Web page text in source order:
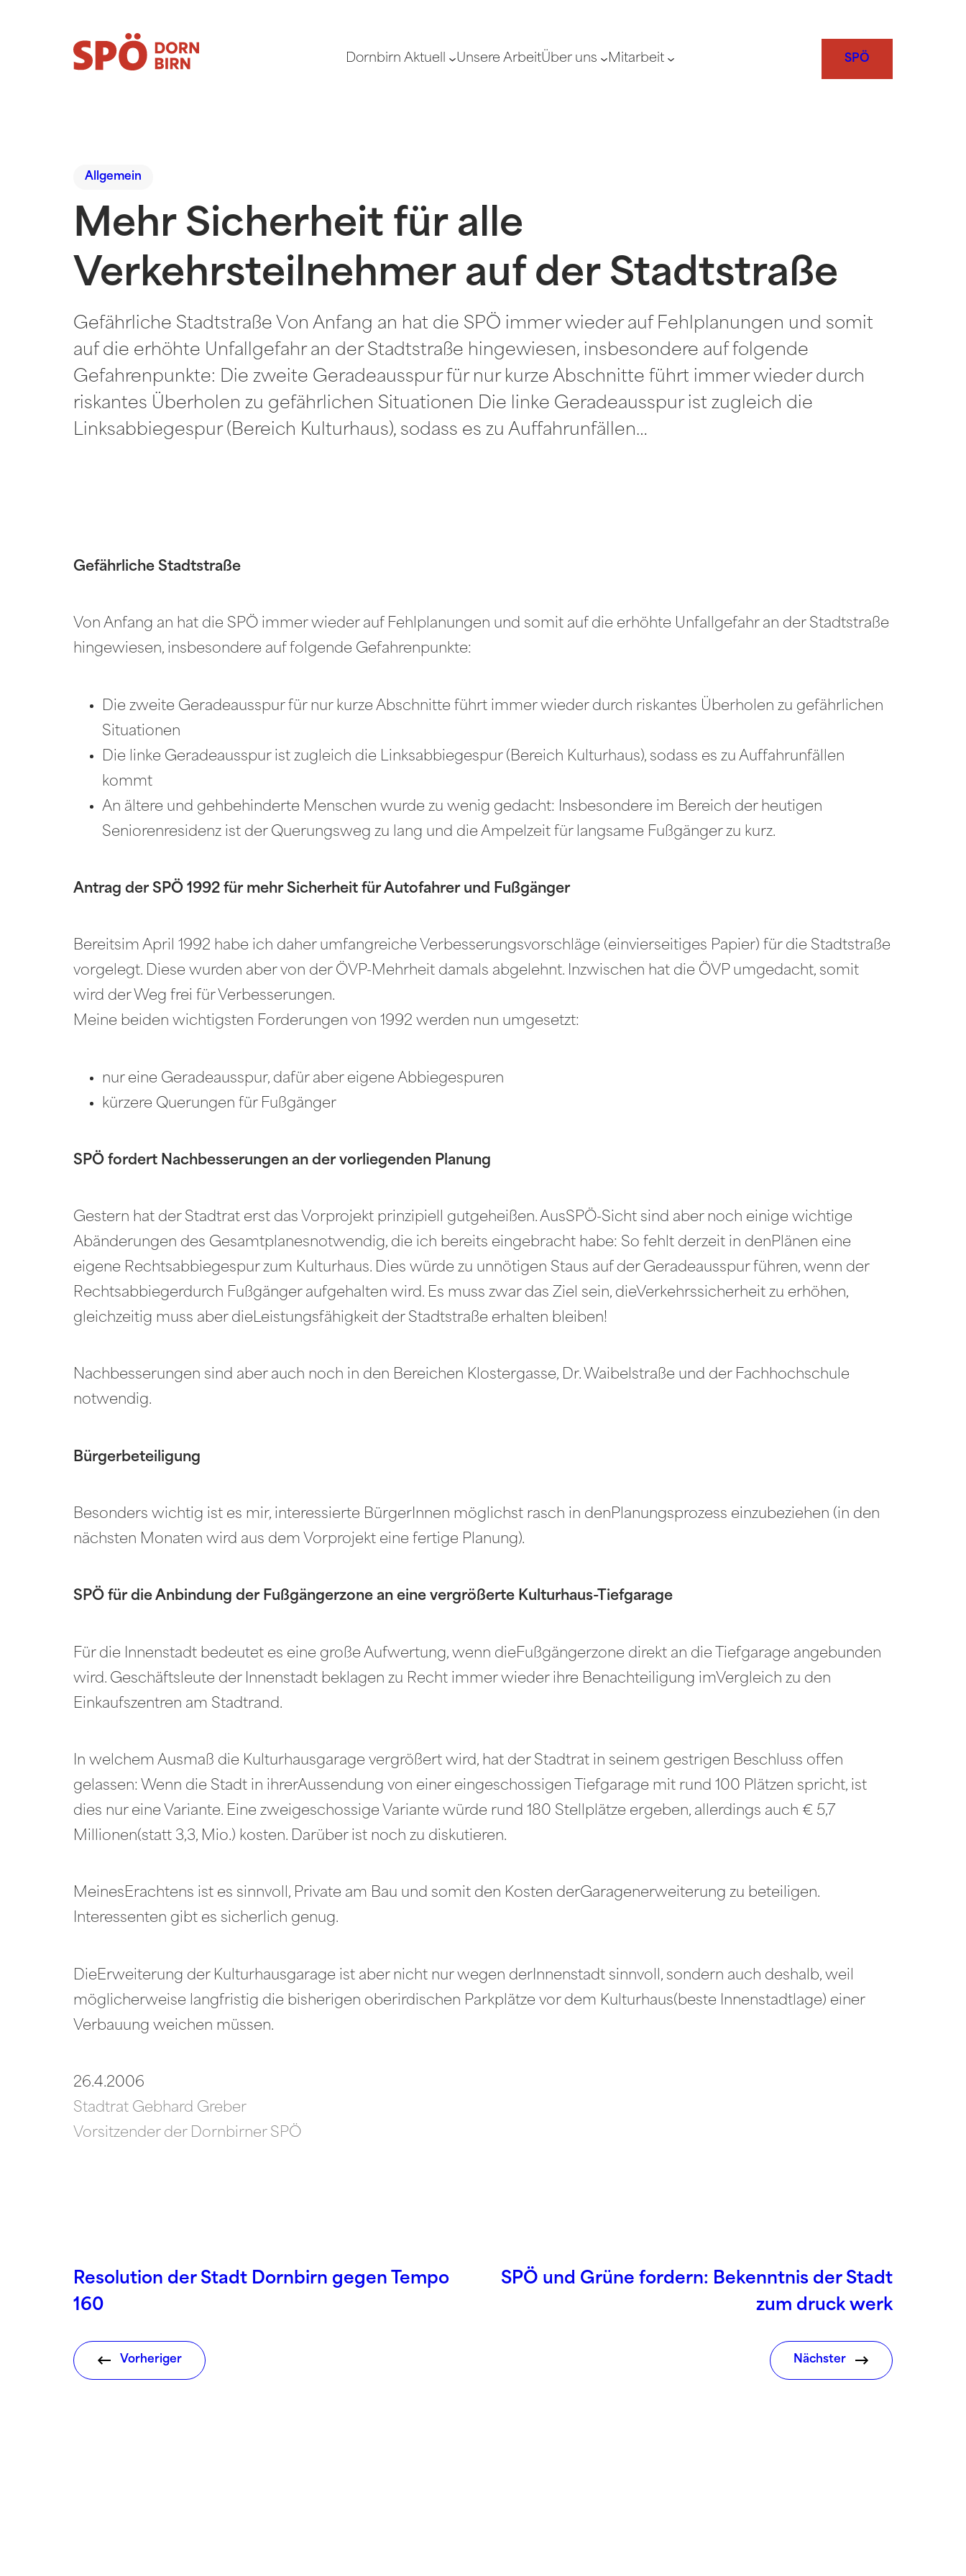
Dornbirn Aktuell Unsere ArbeitÜber uns Mitarbeit SPÖ
Allgemein
Mehr Sicherheit für alle
Verkehrsteilnehmer auf der Stadtstraße
Gefährliche Stadtstraße Von Anfang an hat die SPÖ immer wieder auf Fehlplanungen und somit
auf die erhöhte Unfallgefahr an der Stadtstraße hingewiesen, insbesondere auf folgende
Gefahrenpunkte: Die zweite Geradeausspur für nur kurze Abschnitte führt immer wieder durch
riskantes Überholen zu gefährlichen Situationen Die linke Geradeausspur ist zugleich die
Linksabbiegespur (Bereich Kulturhaus), sodass es zu Auffahrunfällen…
Gefährliche Stadtstraße
Von Anfang an hat die SPÖ immer wieder auf Fehlplanungen und somit auf die erhöhte Unfallgefahr an der Stadtstraße
hingewiesen, insbesondere auf folgende Gefahrenpunkte:
Die zweite Geradeausspur für nur kurze Abschnitte führt immer wieder durch riskantes Überholen zu gefährlichen
Situationen
Die linke Geradeausspur ist zugleich die Linksabbiegespur (Bereich Kulturhaus), sodass es zu Auffahrunfällen
kommt
An ältere und gehbehinderte Menschen wurde zu wenig gedacht: Insbesondere im Bereich der heutigen
Seniorenresidenz ist der Querungsweg zu lang und die Ampelzeit für langsame Fußgänger zu kurz.
Antrag der SPÖ 1992 für mehr Sicherheit für Autofahrer und Fußgänger
Bereitsim April 1992 habe ich daher umfangreiche Verbesserungsvorschläge (einvierseitiges Papier) für die Stadtstraße
vorgelegt. Diese wurden aber von der ÖVP-Mehrheit damals abgelehnt. Inzwischen hat die ÖVP umgedacht, somit
wird der Weg frei für Verbesserungen.
Meine beiden wichtigsten Forderungen von 1992 werden nun umgesetzt:
nur eine Geradeausspur, dafür aber eigene Abbiegespuren
kürzere Querungen für Fußgänger
SPÖ fordert Nachbesserungen an der vorliegenden Planung
Gestern hat der Stadtrat erst das Vorprojekt prinzipiell gutgeheißen. AusSPÖ-Sicht sind aber noch einige wichtige
Abänderungen des Gesamtplanesnotwendig, die ich bereits eingebracht habe: So fehlt derzeit in denPlänen eine
eigene Rechtsabbiegespur zum Kulturhaus. Dies würde zu unnötigen Staus auf der Geradeausspur führen, wenn der
Rechtsabbiegerdurch Fußgänger aufgehalten wird. Es muss zwar das Ziel sein, dieVerkehrssicherheit zu erhöhen,
gleichzeitig muss aber dieLeistungsfähigkeit der Stadtstraße erhalten bleiben!
Nachbesserungen sind aber auch noch in den Bereichen Klostergasse, Dr. Waibelstraße und der Fachhochschule
notwendig.
Bürgerbeteiligung
Besonders wichtig ist es mir, interessierte BürgerInnen möglichst rasch in denPlanungsprozess einzubeziehen (in den
nächsten Monaten wird aus dem Vorprojekt eine fertige Planung).
SPÖ für die Anbindung der Fußgängerzone an eine vergrößerte Kulturhaus-Tiefgarage
Für die Innenstadt bedeutet es eine große Aufwertung, wenn dieFußgängerzone direkt an die Tiefgarage angebunden
wird. Geschäftsleute der Innenstadt beklagen zu Recht immer wieder ihre Benachteiligung imVergleich zu den
Einkaufszentren am Stadtrand.
In welchem Ausmaß die Kulturhausgarage vergrößert wird, hat der Stadtrat in seinem gestrigen Beschluss offen
gelassen: Wenn die Stadt in ihrerAussendung von einer eingeschossigen Tiefgarage mit rund 100 Plätzen spricht, ist
dies nur eine Variante. Eine zweigeschossige Variante würde rund 180 Stellplätze ergeben, allerdings auch € 5,7
Millionen(statt 3,3, Mio.) kosten. Darüber ist noch zu diskutieren.
MeinesErachtens ist es sinnvoll, Private am Bau und somit den Kosten derGaragenerweiterung zu beteiligen.
Interessenten gibt es sicherlich genug.
DieErweiterung der Kulturhausgarage ist aber nicht nur wegen derInnenstadt sinnvoll, sondern auch deshalb, weil
möglicherweise langfristig die bisherigen oberirdischen Parkplätze vor dem Kulturhaus(beste Innenstadtlage) einer
Verbauung weichen müssen.
26.4.2006
Stadtrat Gebhard Greber
Vorsitzender der Dornbirner SPÖ
Resolution der Stadt Dornbirn gegen Tempo
160
Vorheriger
SPÖ und Grüne fordern: Bekenntnis der Stadt
zum druck werk
Nächster